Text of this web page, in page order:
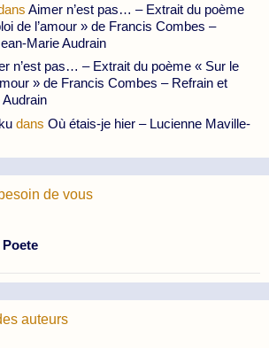
Aimer n’est pas… – Extrait du poème
de l’amour » de Francis Combes –
Marie Audrain
n’est pas… – Extrait du poème « Sur le
» de Francis Combes – Refrain et
dans Où étais-je hier – Lucienne Maville-
de vous
auteurs